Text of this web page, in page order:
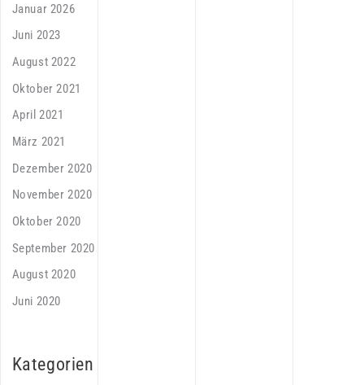
Januar 2026
Juni 2023
August 2022
Oktober 2021
April 2021
März 2021
Dezember 2020
November 2020
Oktober 2020
September 2020
August 2020
Juni 2020
Kategorien